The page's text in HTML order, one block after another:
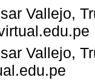
Vallejo,
Vallejo,